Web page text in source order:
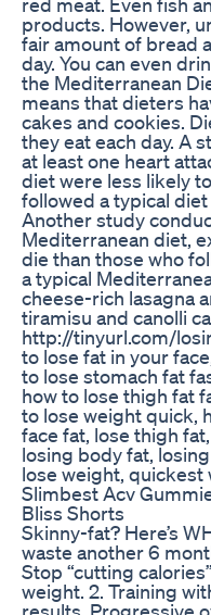
products. However,
fair amount of bread
day. You can even
the Mediterranean
means that dieters
cakes and cookies.
they eat each day. A
at least one heart
diet were less likely
followed a typical
Another study
Mediterranean diet,
die than those who
a typical
cheese-rich lasagna
tiramisu and canolli
http://tinyurl.com/
to lose fat in your
to lose stomach fat
how to lose thigh fat
to lose weight quick,
face fat, lose thigh
losing body fat,
lose weight, quickest
Slimbest Acv
Bliss Shorts
Skinny-fat? Here’s
waste another 6
Stop “cutting
weight. 2. Training
results. Progressive